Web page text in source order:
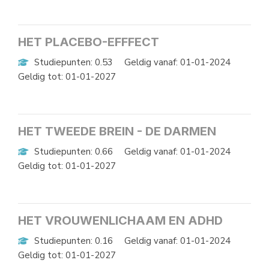
HET PLACEBO-EFFFECT
Studiepunten: 0.53
Geldig vanaf: 01-01-2024
Geldig tot: 01-01-2027
HET TWEEDE BREIN - DE DARMEN
Studiepunten: 0.66
Geldig vanaf: 01-01-2024
Geldig tot: 01-01-2027
HET VROUWENLICHAAM EN ADHD
Studiepunten: 0.16
Geldig vanaf: 01-01-2024
Geldig tot: 01-01-2027